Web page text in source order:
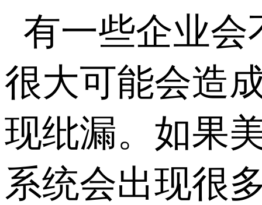
有一些企业会
很大可能会造
现纰漏。如果
系统会出现很